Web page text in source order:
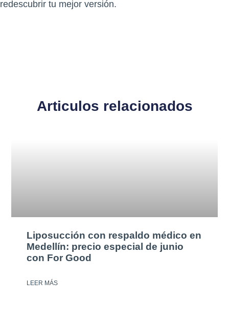
redescubrir tu mejor versión.
Articulos relacionados
Liposucción con respaldo médico en
Medellín: precio especial de junio
con For Good
LEER MÁS